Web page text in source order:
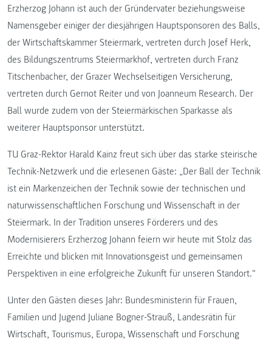
Erzherzog Johann ist auch der Gründervater beziehungsweise
Namensgeber einiger der diesjährigen Hauptsponsoren des Balls,
der Wirtschaftskammer Steiermark, vertreten durch Josef Herk,
des Bildungszentrums Steiermarkhof, vertreten durch Franz
Titschenbacher, der Grazer Wechselseitigen Versicherung,
vertreten durch Gernot Reiter und von Joanneum Research. Der
Ball wurde zudem von der Steiermärkischen Sparkasse als
weiterer Hauptsponsor unterstützt.
TU Graz-Rektor Harald Kainz freut sich über das starke steirische
Technik-Netzwerk und die erlesenen Gäste: „Der Ball der Technik
ist ein Markenzeichen der Technik sowie der technischen und
naturwissenschaftlichen Forschung und Wissenschaft in der
Steiermark. In der Tradition unseres Förderers und des
Modernisierers Erzherzog Johann feiern wir heute mit Stolz das
Erreichte und blicken mit Innovationsgeist und gemeinsamen
Perspektiven in eine erfolgreiche Zukunft für unseren Standort.“
Unter den Gästen dieses Jahr: Bundesministerin für Frauen,
Familien und Jugend Juliane Bogner-Strauß, Landesrätin für
Wirtschaft, Tourismus, Europa, Wissenschaft und Forschung